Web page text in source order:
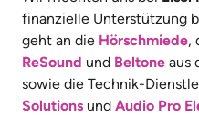
finanzielle Unterstützung
geht an die Hörschmiede,
ReSound und Beltone aus
sowie die Technik-
Solutions und Audio Pro